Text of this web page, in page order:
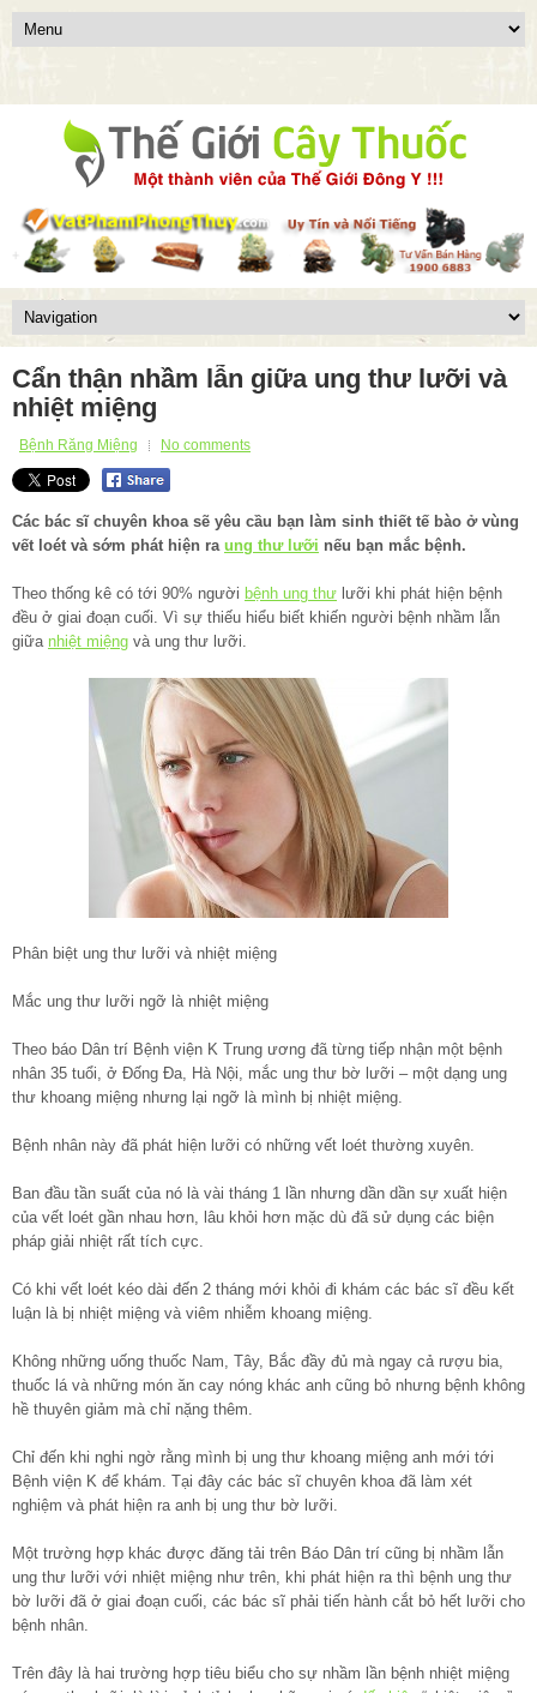
Cẩn thận nhầm lẫn giữa ung thư lưỡi và
nhiệt miệng
Bệnh Răng Miệng No comments
Các bác sĩ chuyên khoa sẽ yêu cầu bạn làm sinh thiết tế bào ở vùng
vết loét và sớm phát hiện ra ung thư lưỡi nếu bạn mắc bệnh.
Theo thống kê có tới 90% người bệnh ung thư lưỡi khi phát hiện bệnh
đều ở giai đoạn cuối. Vì sự thiếu hiểu biết khiến người bệnh nhầm lẫn
giữa nhiệt miệng và ung thư lưỡi.
Phân biệt ung thư lưỡi và nhiệt miệng
Mắc ung thư lưỡi ngỡ là nhiệt miệng
Theo báo Dân trí Bệnh viện K Trung ương đã từng tiếp nhận một bệnh
nhân 35 tuổi, ở Đống Đa, Hà Nội, mắc ung thư bờ lưỡi – một dạng ung
thư khoang miệng nhưng lại ngỡ là mình bị nhiệt miệng.
Bệnh nhân này đã phát hiện lưỡi có những vết loét thường xuyên.
Ban đầu tần suất của nó là vài tháng 1 lần nhưng dần dần sự xuất hiện
của vết loét gần nhau hơn, lâu khỏi hơn mặc dù đã sử dụng các biện
pháp giải nhiệt rất tích cực.
Có khi vết loét kéo dài đến 2 tháng mới khỏi đi khám các bác sĩ đều kết
luận là bị nhiệt miệng và viêm nhiễm khoang miệng.
Không những uống thuốc Nam, Tây, Bắc đầy đủ mà ngay cả rượu bia,
thuốc lá và những món ăn cay nóng khác anh cũng bỏ nhưng bệnh không
hề thuyên giảm mà chỉ nặng thêm.
Chỉ đến khi nghi ngờ rằng mình bị ung thư khoang miệng anh mới tới
Bệnh viện K để khám. Tại đây các bác sĩ chuyên khoa đã làm xét
nghiệm và phát hiện ra anh bị ung thư bờ lưỡi.
Một trường hợp khác được đăng tải trên Báo Dân trí cũng bị nhầm lẫn
ung thư lưỡi với nhiệt miệng như trên, khi phát hiện ra thì bệnh ung thư
bờ lưỡi đã ở giai đoạn cuối, các bác sĩ phải tiến hành cắt bỏ hết lưỡi cho
bệnh nhân.
Trên đây là hai trường hợp tiêu biểu cho sự nhầm lần bệnh nhiệt miệng